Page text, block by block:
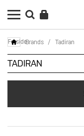
ForsideBrands / Tadiran
TADIRAN